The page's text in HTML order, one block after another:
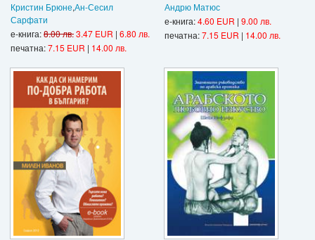
Кристин Брюне,Ан-Сесил
Сарфати
е-книга:8.00 лв.3.47 EUR | 6.80 лв.
печатна:7.15 EUR | 14.00 лв.
Андрю Матюс
е-книга:4.60 EUR | 9.00 лв.
печатна:7.15 EUR | 14.00 лв.